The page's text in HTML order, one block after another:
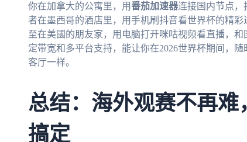
你在加拿大的公寓里，用番茄加速器连接国内节点，
者在墨西哥的酒店里，用手机刷抖音看世界杯的精
至在美國的朋友家，用电脑打开咪咕视频看直播，和
定带宽和多平台支持，能让你在2026世界杯期间，
客厅一样。
总结：海外观赛不再
搞定